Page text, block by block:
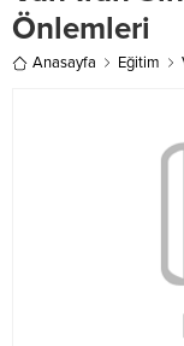
Önlemleri
Anasayfa Eğitim